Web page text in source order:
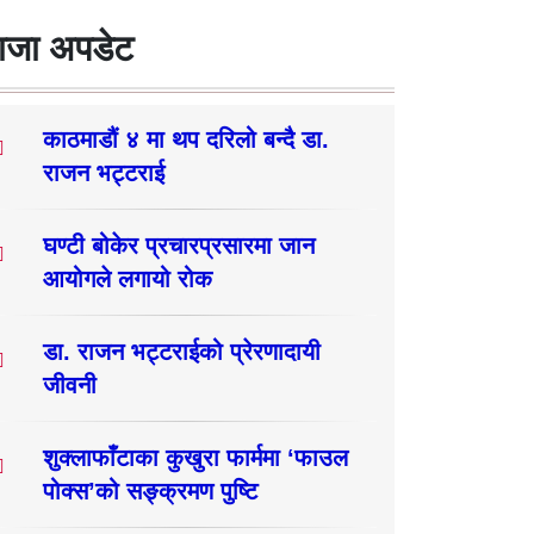
अपडेट
काठमाडौं ४ मा थप दरिलो बन्दै डा.
राजन भट्टराई
घण्टी बोकेर प्रचारप्रसारमा जान
आयोगले लगायो रोक
डा. राजन भट्टराईको प्रेरणादायी
जीवनी
शुक्लाफाँटाका कुखुरा फार्ममा ‘फाउल
पोक्स’को सङ्क्रमण पुष्टि